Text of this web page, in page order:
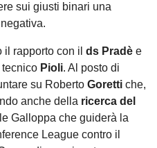
sui giusti binari una
il rapporto con il ds Pradè e
tecnico Pioli. Al posto di
su Roberto Goretti che,
anche della ricerca del
Galloppa che guiderà la
League contro il